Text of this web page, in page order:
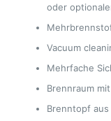
oder
Vacuum
Mehrfache
Brennraum
Brenntopf